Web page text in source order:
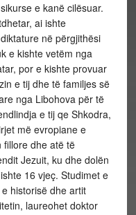
e kanë cilësuar.
ai ishte
në përgjithësi
e kishte vetëm nga
por e kishte provuar
e tij dhe të familjes së
nga Libohova për të
e tij qe Shkodra,
më evropiane e
fillore dhe atë të
Jezuit, ku dhe dolën
16 vjeç. Studimet e
historisë dhe artit
laureohet doktor